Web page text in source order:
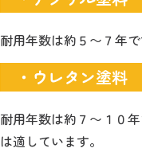
耐用年数は約５〜７年
・ウレタン塗料
耐用年数は約７〜１０
は適しています。